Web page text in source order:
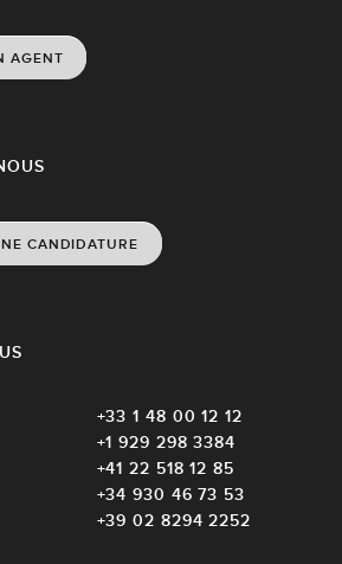
CANDIDATURE
+33 1 48 00 12 12
+1 929 298 3384
+41 22 518 12 85
+34 930 46 73 53
+39 02 8294 2252
AGENT